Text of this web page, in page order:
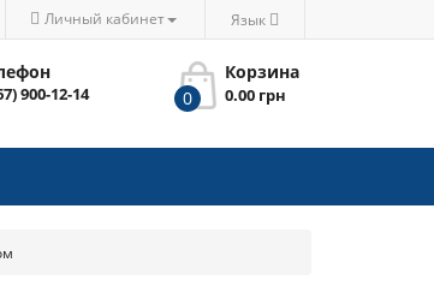
Личный кабинет Язык
900-12-14
Корзина
0
0.00 грн